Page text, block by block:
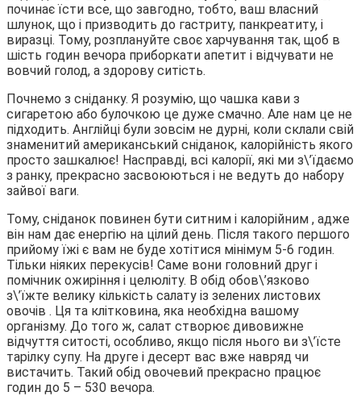
починає їсти все, що завгодно, тобто, ваш власний
шлунок, що і призводить до гастриту, панкреатиту, і
виразці. Тому, розплануйте своє харчування так, щоб в
шість годин вечора приборкати апетит і відчувати не
вовчий голод, а здорову ситість.
Почнемо з сніданку. Я розумію, що чашка кави з
сигаретою або булочкою це дуже смачно. Але нам це не
підходить. Англійці були зовсім не дурні, коли склали свій
знаменитий американський сніданок, калорійність якого
просто зашкалює! Насправді, всі калорії, які ми з\’їдаємо
з ранку, прекрасно засвоюються і не ведуть до набору
зайвої ваги.
Тому, сніданок повинен бути ситним і калорійним , адже
він нам дає енергію на цілий день. Після такого першого
прийому їжі є вам не буде хотітися мінімум 5-6 годин.
Тільки ніяких перекусів! Саме вони головний друг і
помічник ожиріння і целюліту. В обід обов\’язково
з\’їжте велику кількість салату із зелених листових
овочів . Ця та клітковина, яка необхідна вашому
організму. До того ж, салат створює дивовижне
відчуття ситості, особливо, якщо після нього ви з\’їсте
тарілку супу. На друге і десерт вас вже навряд чи
вистачить. Такий обід овочевий прекрасно працює
годин до 5 – 530 вечора.